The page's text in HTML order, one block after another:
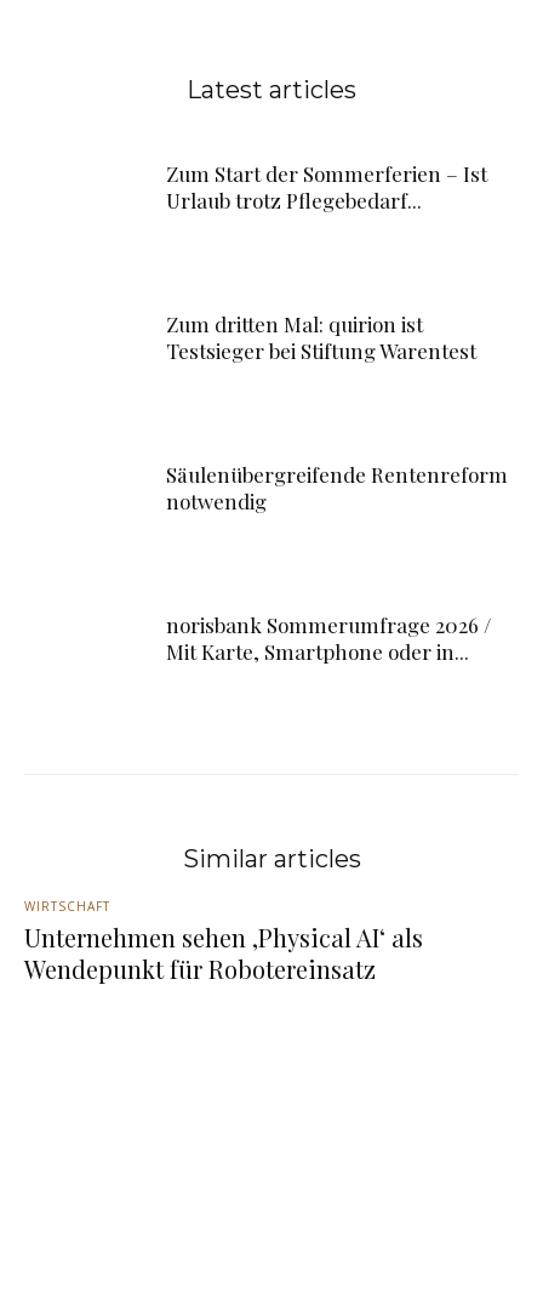
Latest articles
Zum Start der Sommerferien – Ist
Urlaub trotz Pflegebedarf...
Zum dritten Mal: quirion ist
Testsieger bei Stiftung Warentest
Säulenübergreifende Rentenreform
notwendig
norisbank Sommerumfrage 2026 /
Mit Karte, Smartphone oder in...
Similar articles
WIRTSCHAFT
Unternehmen sehen ‚Physical AI‘ als
Wendepunkt für Robotereinsatz